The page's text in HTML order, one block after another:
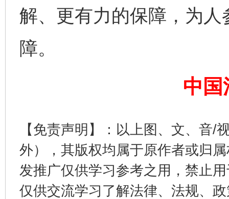
解、更有力的保障，为
障。
中国
【免责声明】：以上图、文、音/
外），其版权均属于原作者或归
发推广仅供学习参考之用，禁止
仅供交流学习了解法律、法规、
东山县通报“牛蛙产品抗生素超标问题” 法